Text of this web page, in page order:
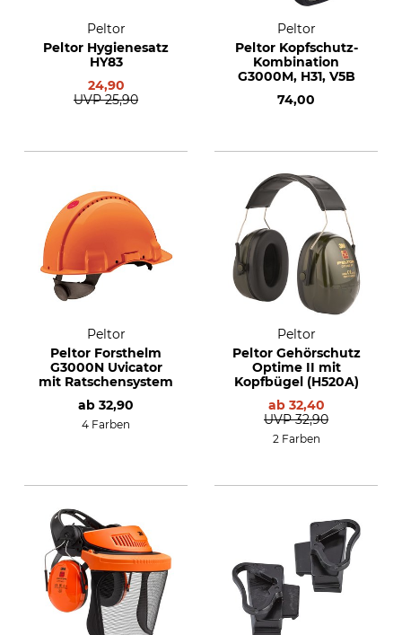
Peltor
Peltor Hygienesatz
HY83
24,90
UVP 25,90
Peltor
Peltor Kopfschutz-
Kombination
G3000M, H31, V5B
74,00
Peltor
Peltor Forsthelm
G3000N Uvicator
mit Ratschensystem
ab 32,90
4 Farben
Peltor
Peltor Gehörschutz
Optime II mit
Kopfbügel (H520A)
ab 32,40
UVP 32,90
2 Farben